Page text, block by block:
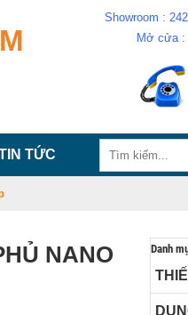
Showroom : 242
Mở cửa :
TỨC
NANO
Danh